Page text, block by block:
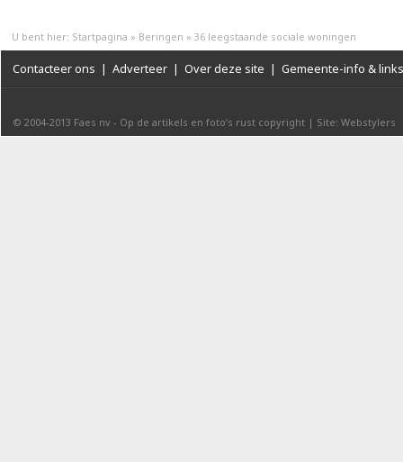
U bent hier: Startpagina » Beringen » 36 leegstaande sociale woningen
Contacteer ons | Adverteer | Over deze site | Gemeente-info & links
© 2004-2013 Faes nv - Op de artikels en foto’s rust copyright | Site: Webstylers